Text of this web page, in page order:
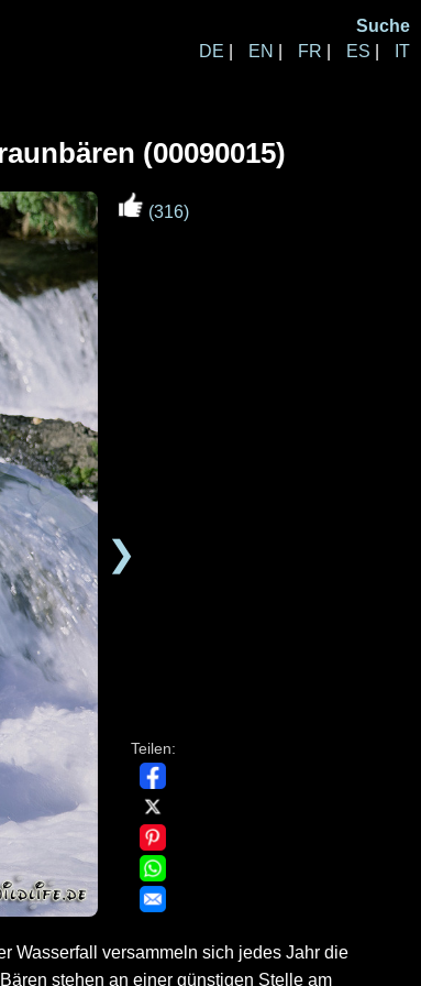
Suche
DE
EN FR ES IT
(00090015)
❯
(316)
Teilen:
Wasserfall versammeln sich jedes Jahr die
stehen an einer günstigen Stelle am